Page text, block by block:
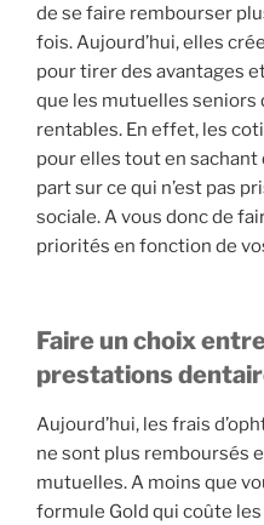
de se faire rembourser
fois. Aujourd’hui, elles
pour tirer des avantages
que les mutuelles seniors
rentables. En effet, les
pour elles tout en sachant
part sur ce qui n’est pas
sociale. A vous donc de
priorités en fonction de
Faire un choix
prestations
Aujourd’hui, les frais
ne sont plus remboursés
mutuelles. A moins que
formule Gold qui coûte